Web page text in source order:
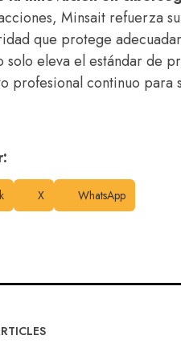
Minsait refuerza
que protege
solo eleva el estándar de
profesional continuo para
X WhatsApp